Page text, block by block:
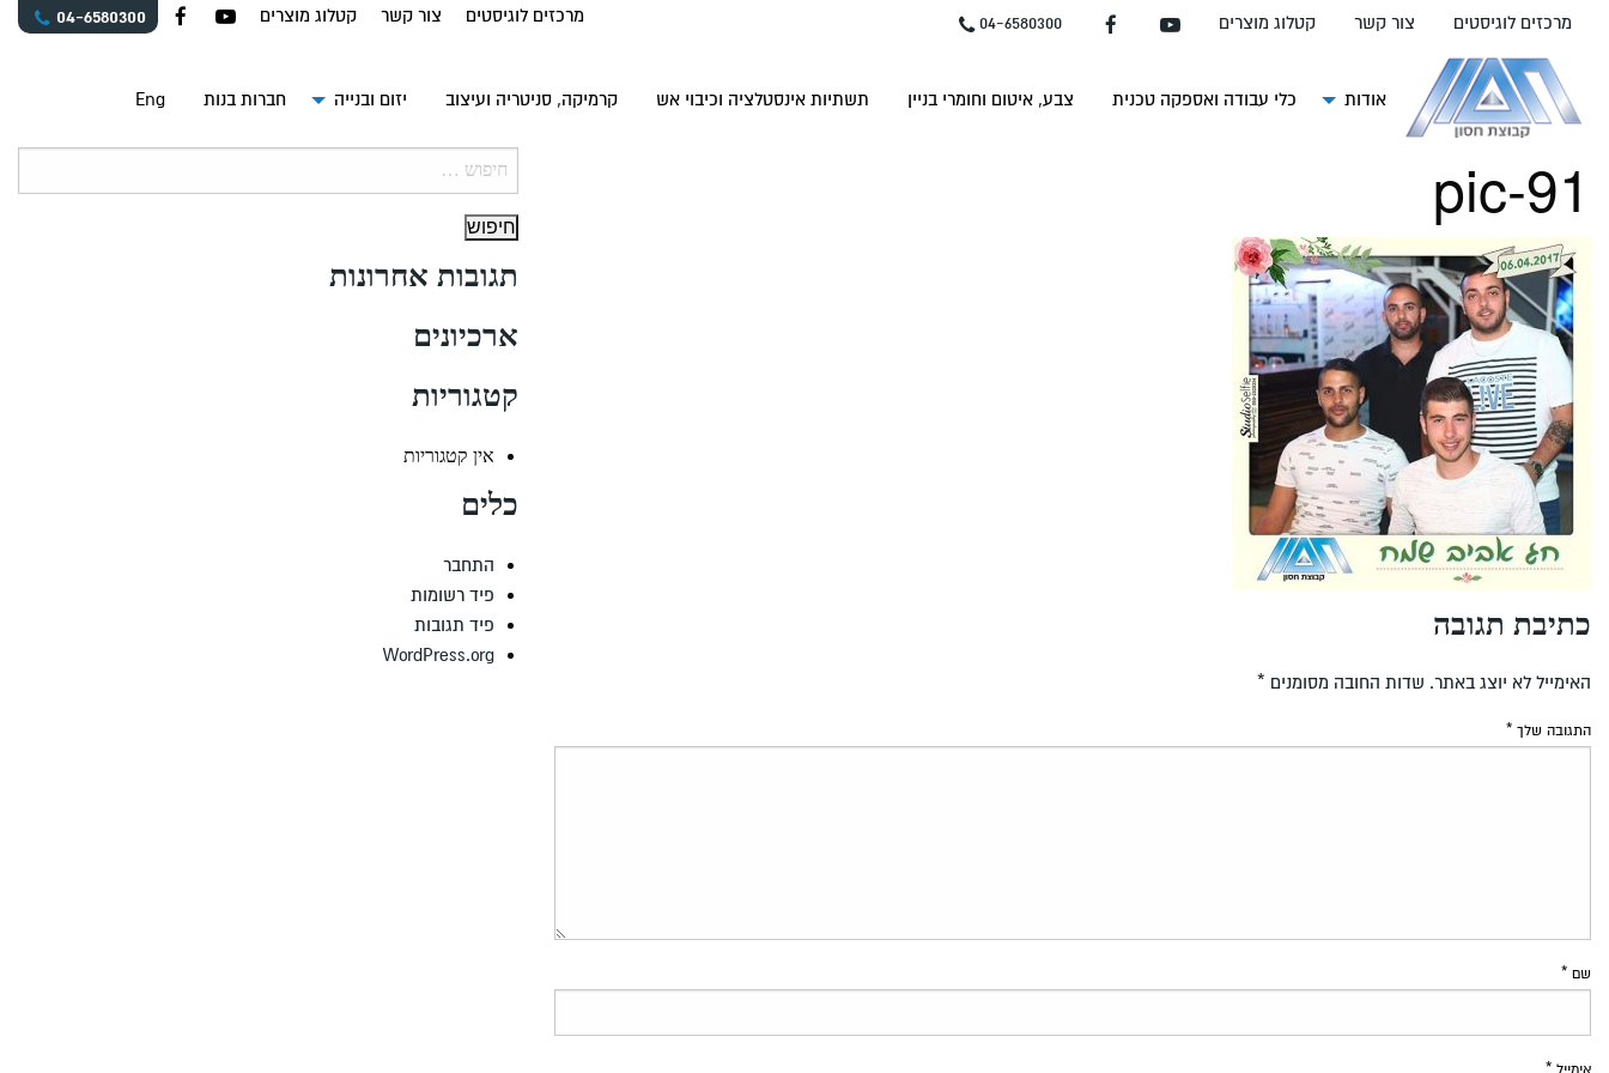
העמוד
מרכזים לוגיסטים צור קשר קטלוג מוצרים 04-6580300 מרכזים לוגיסטים צור קשר קטלוג מוצרים 04-6580300
אודות כלי עבודה ואספקה טכנית צבע, איטום וחומרי בניין תשתיות אינסטלציה וכיבוי אש קרמיקה, סניטריה ועיצוב יזום ובנייה חברות בנות Eng
pic-91
כתיבת תגובה
האימייל לא יוצג באתר. שדות החובה מסומנים *
התגובה שלך *
שם *
תגובות אחרונות
ארכיונים
קטגוריות
אין קטגוריות
כלים
התחבר
פיד רשומות
פיד תגובות
WordPress.org